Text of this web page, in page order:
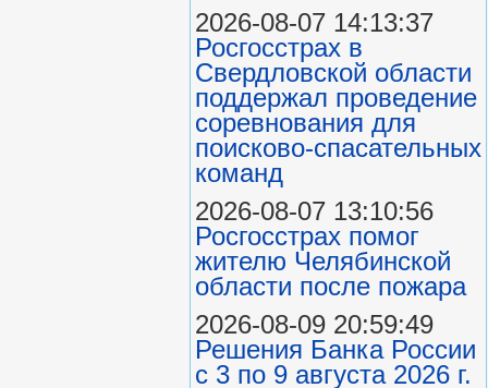
2026-08-07 14:13:37
Росгосстрах в
Свердловской области
поддержал проведение
соревнования для
поисково‑спасательных
команд
2026-08-07 13:10:56
Росгосстрах помог
жителю Челябинской
области после пожара
2026-08-09 20:59:49
Решения Банка России
с 3 по 9 августа 2026 г.